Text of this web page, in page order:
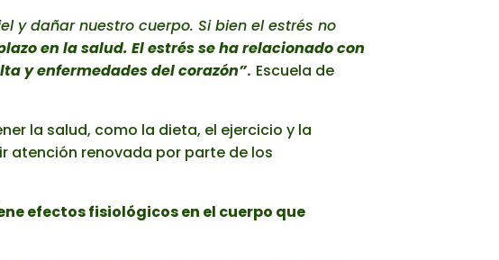
y dañar nuestro cuerpo. Si bien el estrés no
en la salud. El estrés se ha relacionado con
y enfermedades del corazón”. Escuela de
la salud, como la dieta, el ejercicio y la
atención renovada por parte de los
efectos fisiológicos en el cuerpo que